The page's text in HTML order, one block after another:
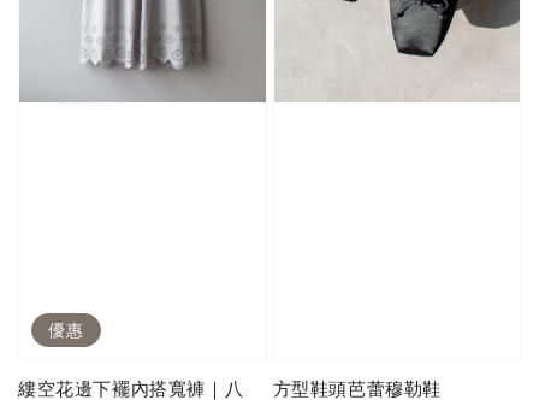
優惠
縷空花邊下襬內搭寬褲｜八
方型鞋頭芭蕾穆勒鞋